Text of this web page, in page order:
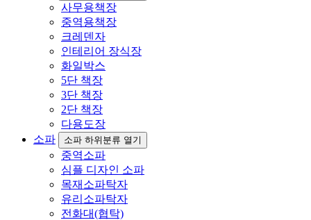
사무용책장
중역용책장
크레덴자
인테리어 장식장
화일박스
5단 책장
3단 책장
2단 책장
다용도장
소파
소파 하위분류 열기
중역소파
심플 디자인 소파
목재소파탁자
유리소파탁자
전화대(협탁)